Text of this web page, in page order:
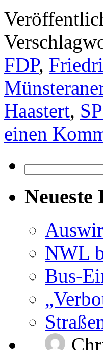
FDP,
Haastert,
einen
nach:
Neueste
NWL
Bus-